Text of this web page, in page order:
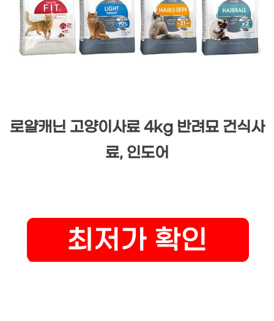
로얄캐닌 고양이사료 4kg 반려묘 건식사
료, 인도어